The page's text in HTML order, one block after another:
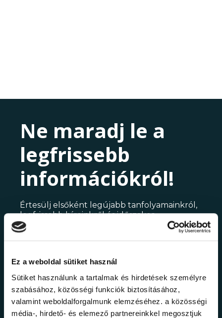
Ez a weboldal sütiket használ
Sütiket használunk a tartalmak és hirdetések személyre
szabásához, közösségi funkciók biztosításához,
valamint weboldalforgalmunk elemzéséhez. a közösségi
média-, hirdető- és elemező partnereinkkel megosztjuk
Ne maradj le a
legfrissebb
információkról!
Értesülj elsőként legújabb tanfolyamainkról,
legfrissebb híreinkről és időszakos
promócióinkról.